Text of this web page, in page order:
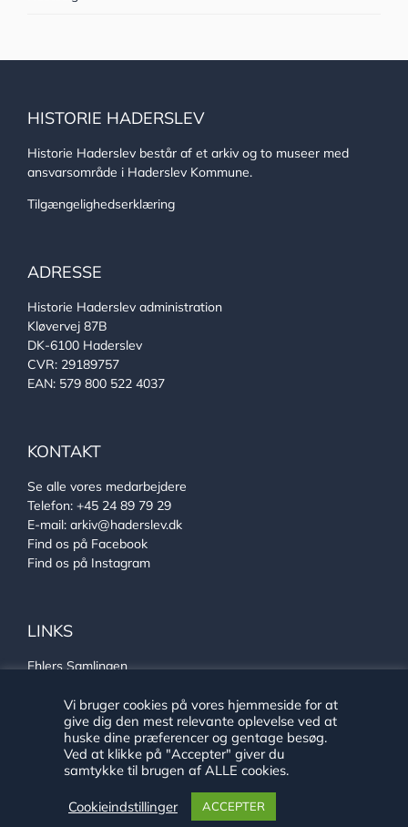
HISTORIE HADERSLEV
Historie Haderslev består af et arkiv og to museer med
ansvarsområde i Haderslev Kommune.
Tilgængelighedserklæring
ADRESSE
Historie Haderslev administration
Kløvervej 87B
DK-6100 Haderslev
CVR: 29189757
EAN: 579 800 522 4037
KONTAKT
Se alle vores medarbejdere
Telefon: +45 24 89 79 29
E-mail: arkiv@haderslev.dk
Find os på Facebook
Find os på Instagram
LINKS
Ehlers Samlingen
Sønderjysk arkivsamarbejde
Vi bruger cookies på vores hjemmeside for at
give dig den mest relevante oplevelse ved at
huske dine præferencer og gentage besøg.
Ved at klikke på "Accepter" giver du
samtykke til brugen af ALLE cookies.
Cookieindstillinger ACCEPTER